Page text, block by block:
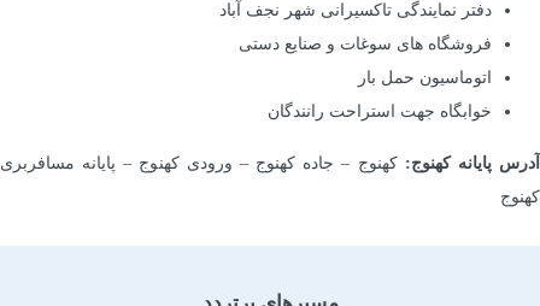
دفتر نمایندگی تاکسیرانی شهر نجف آباد
فروشگاه های سوغات و صنایع دستی
اتوماسیون حمل بار
خوابگاه جهت استراحت رانندگان
آدرس پایانه کهنوج: کهنوج – جاده کهنوج – ورودی کهنوج – پایانه مسافربری
کهنوج